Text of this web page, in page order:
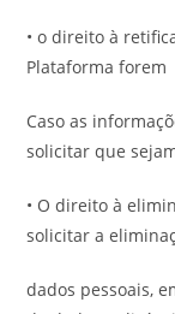
• o direito à
Plataforma forem
Caso as
solicitar que
• O direito à
solicitar a
dados pessoais,